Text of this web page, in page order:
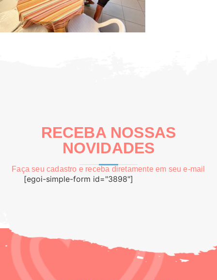
RECEBA NOSSAS
NOVIDADES
Faça seu cadastro e receba diretamente em seu e-mail
[egoi-simple-form id="3898"]